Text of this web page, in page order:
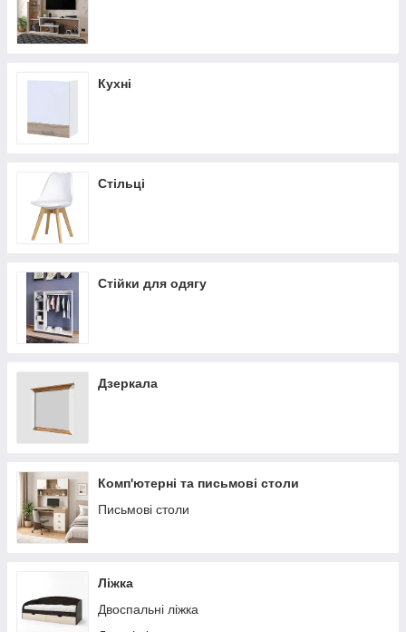
Кухні
Стільці
Стійки для одягу
Дзеркала
Комп'ютерні та письмові столи
Письмові столи
Ліжка
Двоспальні ліжка